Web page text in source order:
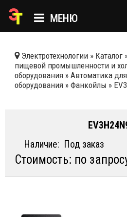
МЕНЮ
КАТАЛОГ
О КОМПАНИИ
ДОСТАВКА И ОПЛАТА
Электротехнологии » Каталог
пищевой промышленности и
оборудования » Автоматика
оборудования » Фанкойлы »
Наличие: Под заказ
Стоимость: по